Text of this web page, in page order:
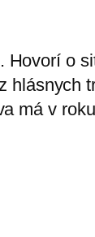
o
má v